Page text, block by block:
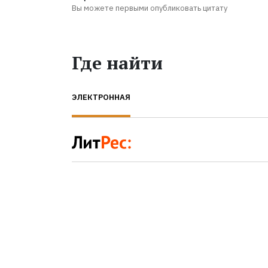
Вы можете первыми опубликовать цитату
Где найти
ЭЛЕКТРОННАЯ